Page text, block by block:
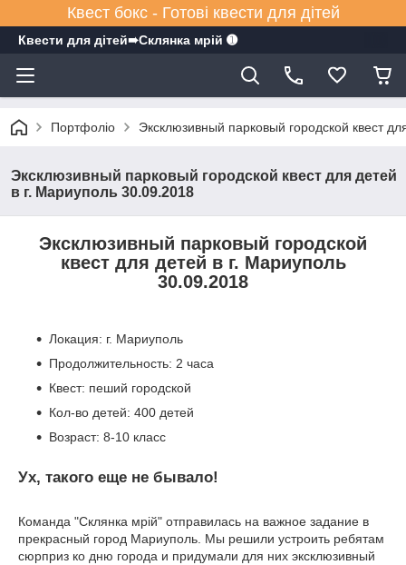
Квест бокс - Готові квести для дітей
Квести для дітей➠Склянка мрiй ➊
Портфоліо Эксклюзивный парковый городской квест
Эксклюзивный парковый городской квест для детей
в г. Мариуполь 30.09.2018
Эксклюзивный парковый городской
квест для детей в г. Мариуполь
30.09.2018
Локация: г. Мариуполь
Продолжительность: 2 часа
Квест: пеший городской
Кол-во детей: 400 детей
Возраст: 8-10 класс
Ух, такого еще не бывало!
Команда "Склянка мрiй" отправилась на важное задание в
прекрасный город Мариуполь. Мы решили устроить ребятам
сюрприз ко дню города и придумали для них эксклюзивный